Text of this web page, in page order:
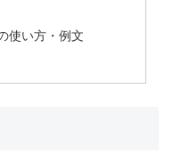
使い方・例文